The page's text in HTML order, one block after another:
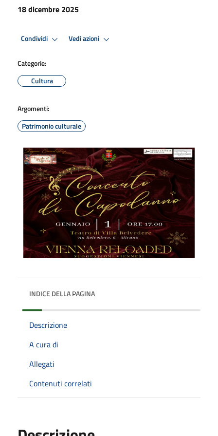
18 dicembre 2025
Condividi Vedi azioni
Categorie:
Cultura
Argomenti:
Patrimonio culturale
INDICE DELLA PAGINA
Descrizione
A cura di
Allegati
Contenuti correlati